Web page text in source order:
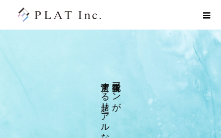
マ
ン
が
す
る
リ
ア
ル
な